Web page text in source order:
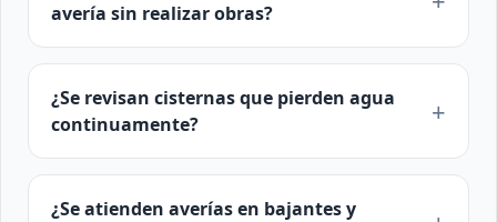
avería sin realizar obras?
¿Se revisan cisternas que pierden agua
continuamente?
¿Se atienden averías en bajantes y